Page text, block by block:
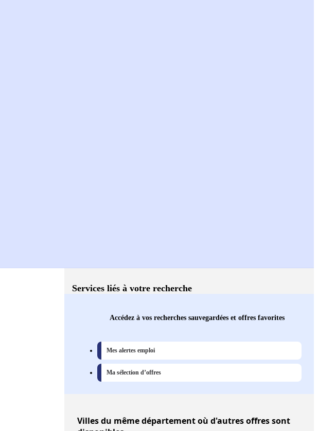
Services liés à votre recherche
Accédez à vos recherches sauvegardées et offres favorites
Mes alertes emploi
Ma sélection d’offres
Villesdu même département où d'autres offres sont